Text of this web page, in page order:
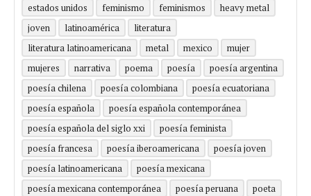
estados unidos
feminismo feminismos
heavy metal
joven
latinoamérica
literatura
literatura latinoamericana
metal mexico
mujer
mujeres
narrativa poema poesía
poesía argentina
poesía chilena
poesía colombiana
poesía ecuatoriana
poesía española
poesía española contemporánea
poesía española del siglo xxi
poesía feminista
poesía francesa
poesía iberoamericana
poesía joven
poesía latinoamericana
poesía mexicana
poesía mexicana contemporánea
poesía peruana
poeta